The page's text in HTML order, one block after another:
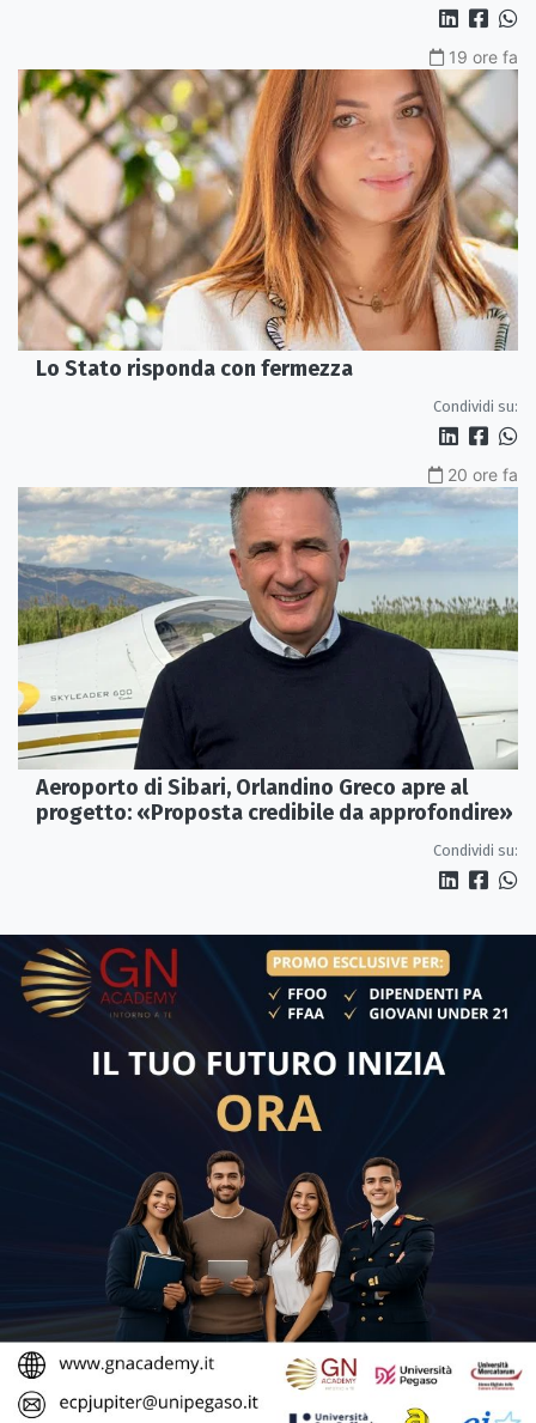
19 ore fa
Lo Stato risponda con fermezza
Condividi su:
20 ore fa
Aeroporto di Sibari, Orlandino Greco apre al
progetto: «Proposta credibile da approfondire»
Condividi su: